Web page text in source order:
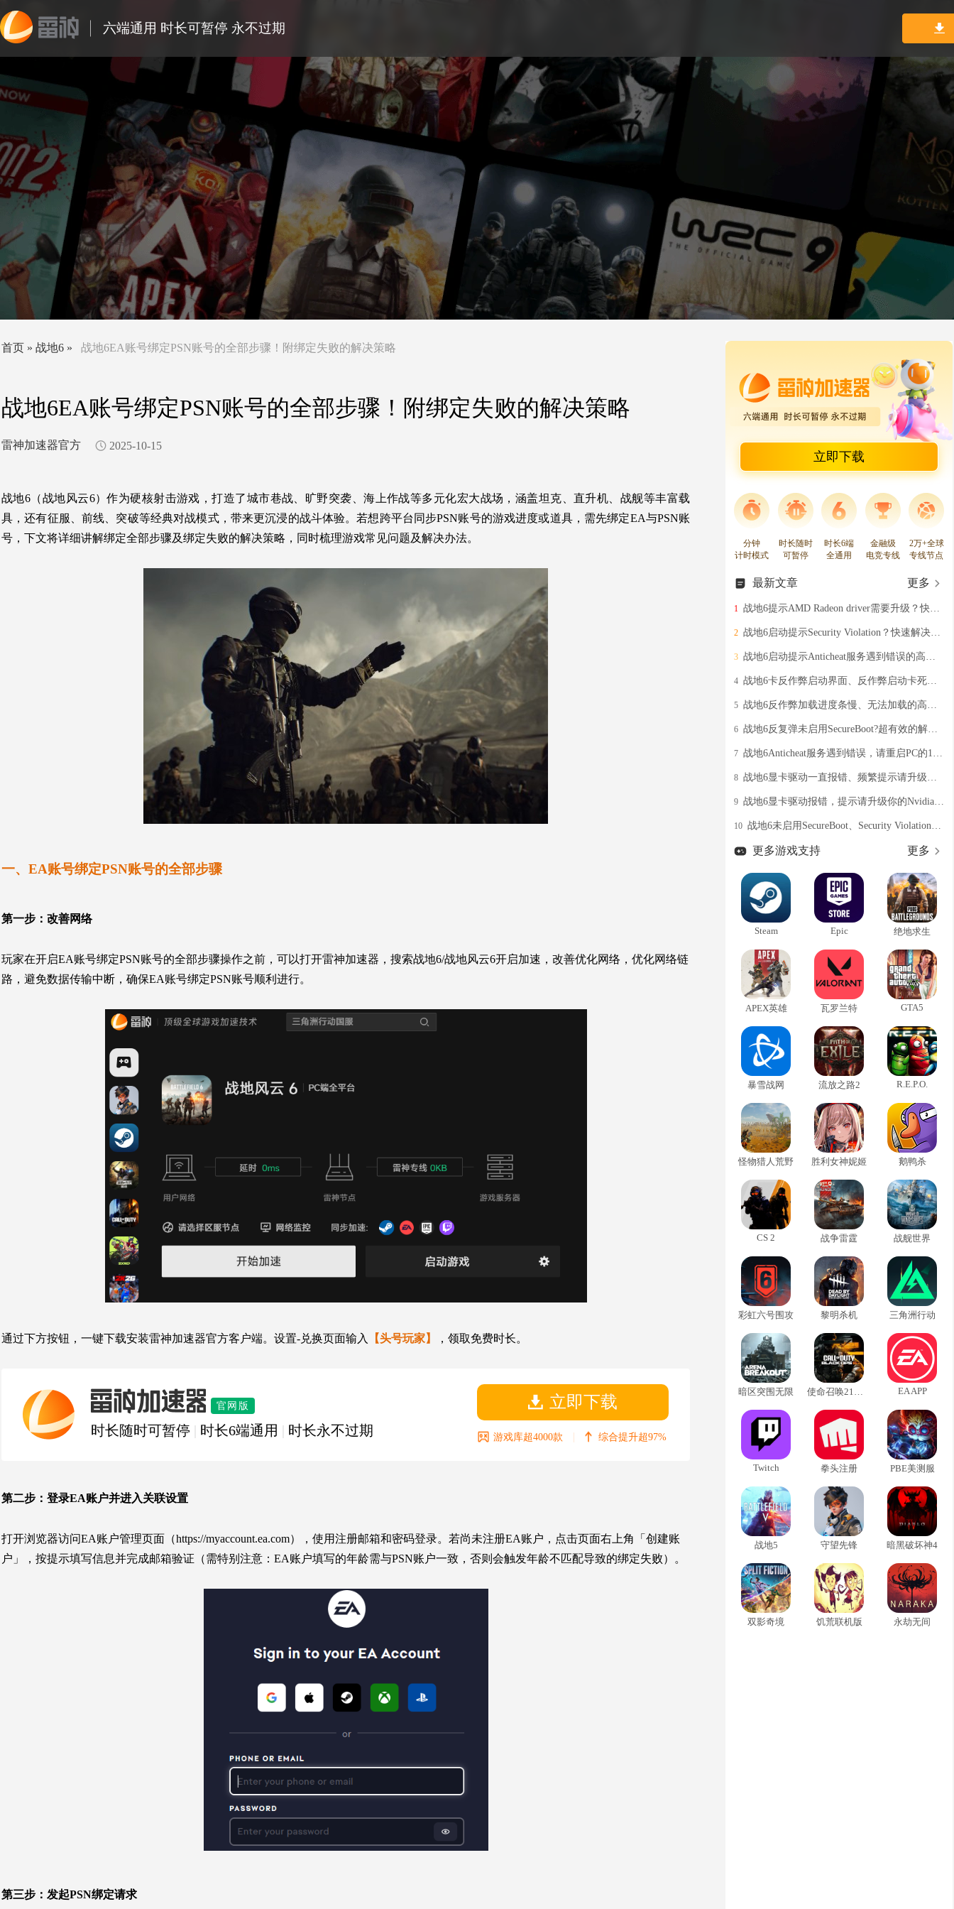
六端通用 时长可暂停 永不过期
首页 » 战地6 » 战地6EA账号绑定PSN账号的全部步骤！附绑定失败的解决策略
战地6EA账号绑定PSN账号的全部步骤！附绑定失败的解决策略
雷神加速器官方 2025-10-15
战地6（战地风云6）作为硬核射击游戏，打造了城市巷战、旷野突袭、海上作战等多元化宏大战场，涵盖坦克、直升机、战舰等丰富载
具，还有征服、前线、突破等经典对战模式，带来更沉浸的战斗体验。若想跨平台同步PSN账号的游戏进度或道具，需先绑定EA与PSN账
号，下文将详细讲解绑定全部步骤及绑定失败的解决策略，同时梳理游戏常见问题及解决办法。
一、EA账号绑定PSN账号的全部步骤
第一步： 改善网络
玩家在开启EA账号绑定PSN账号的全部步骤操作之前，可以打开雷神加速器，搜索战地6/战地风云6开启加速，改善优化网络，优化网络链
路，避免数据传输中断，确保EA账号绑定PSN账号顺利进行。
通过下方按钮，一键下载安装雷神加速器官方客户端。设置-兑换页面输入 【头号玩家】 ，领取免费时长。
雷神加速器 官网版
时长随时可暂停 时长6端通用 时长永不过期
立即下载
游戏库超4000款 | 综合提升超97%
第二步： 登录EA账户并进入关联设置
打开浏览器访问EA账户管理页面（https://myaccount.ea.com），使用注册邮箱和密码登录。若尚未注册EA账户，点击页面右上角「创建账
户」，按提示填写信息并完成邮箱验证（需特别注意：EA账户填写的年龄需与PSN账户一致，否则会触发年龄不匹配导致的绑定失败）。
第三步： 发起PSN绑定请求
立即下载
分钟
计时模式
时长随时
可暂停
时长6端
全通用
金融级
电竞专线
2万+全球
专线节点
最新文章 更多
1 战地6提示AMD Radeon driver需要升级？快速解决办法分享
2 战地6启动提示Security Violation？快速解决战地6安全启动弹窗的办法分享
3 战地6启动提示Anticheat服务遇到错误的高效解决教程分享
4 战地6卡反作弊启动界面、反作弊启动卡死的有效解决办法
5 战地6反作弊加载进度条慢、无法加载的高效解决教程
6 战地6反复弹未启用SecureBoot?超有效的解决办法奉上
7 战地6Anticheat服务遇到错误，请重启PC的100%有效解决办法
8 战地6显卡驱动一直报错、频繁提示请升级显卡驱动的解决办法
9 战地6显卡驱动报错，提示请升级你的Nvidia GeForce driver的有效解决办法
10 战地6未启用SecureBoot、Security Violation弹窗提醒？亲测有效解决办法分享
更多游戏支持 更多
Steam Epic 绝地求生
APEX英雄 瓦罗兰特 GTA5
暴雪战网 流放之路2 R.E.P.O.
怪物猎人荒野 胜利女神妮姬 鹅鸭杀
CS 2 战争雷霆 战舰世界
彩虹六号围攻 黎明杀机 三角洲行动
暗区突围无限 使命召唤21黑色行动6 EA APP
Twitch 拳头注册 PBE美测服
战地5 守望先锋 暗黑破坏神4
双影奇境 饥荒联机版 永劫无间